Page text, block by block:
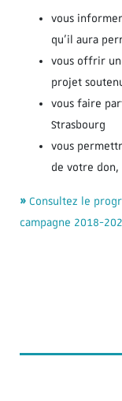
vous
qu’il aura
vous offrir
projet
vous faire
Strasbourg
vous
de votre don,
» Consultez le
campagne 2018-